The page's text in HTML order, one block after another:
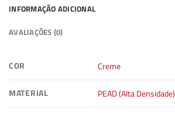
INFORMAÇÃO ADICIONAL
AVALIAÇÕES (0)
COR Creme
MATERIAL PEAD (Alta Densidade)